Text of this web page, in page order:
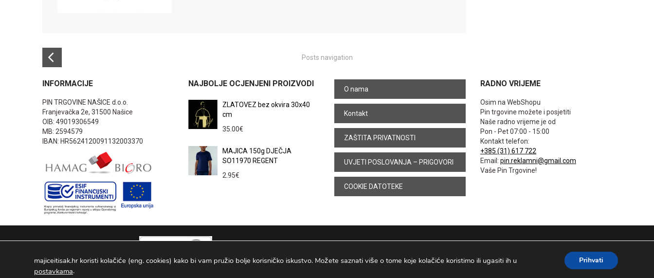
Posts navigation
INFORMACIJE
PIN TRGOVINE NAŠICE d.o.o.
Franjevačka 2e, 31500 Našice
OIB: 49019306549
MB: 2594579
IBAN: HR5624120091132003370
NAJBOLJE OCJENJENI PROIZVODI
ZLATOVEZ bez okvira 30x40
cm
35.00€
MAJICA 150g DJEČJA
SO11970 REGENT
2.95€
O nama
Kontakt
ZAŠTITA PRIVATNOSTI
UVJETI POSLOVANJA – PRIGOVORI
COOKIE DATOTEKE
RADNO VRIJEME
Osim na WebShopu
Pin trgovine možete i posjetiti
Naše radno vrijeme je od
Pon - Pet 07:00 - 15:00
Kontakt telefon:
+385 (31) 617 722
Email: pin.reklamni@gmail.com
Vaše Pin Trgovine!
PIN TRGOVINE
majiceitisak.hr koristi kolačiće (eng. cookies) kako bi vam pružio bolje korisničko iskustvo. Možete saznati više o tome koje kolačiće koristimo ili ugasiti ih u
postavkama.
Prihvati